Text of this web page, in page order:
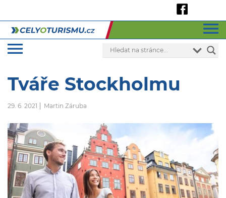
Tváře Stockholmu
29. 6. 2021 Martin Záruba